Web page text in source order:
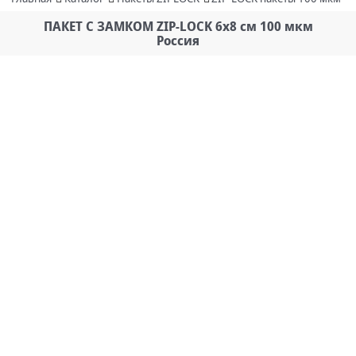
ПАКЕТ С ЗАМКОМ ZIP-LOCK 6х8 см 100 мкм
Россия